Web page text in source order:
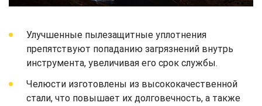
Улучшенные пылезащитные уплотнения
препятствуют попаданию загрязнений внутрь
инструмента, увеличивая его срок службы.
Челюсти изготовлены из высококачественной
стали, что повышает их долговечность, а также